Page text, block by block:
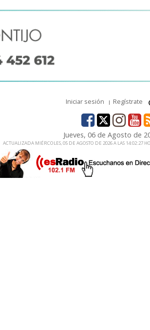
Iniciar sesión Regístrate
Jueves, 06 de Agosto de
ACTUALIZADA MIÉRCOLES, 05 DE AGOSTO DE 2026 A LAS 14:02:27